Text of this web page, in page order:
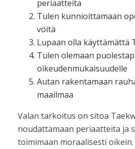
periaatteita
Tulen kunnioittamaan
vöitä
Lupaan olla käyttämättä
Tulen olemaan
oikeudenmukaisuudelle
Autan rakentamaan
maailmaa
Valan tarkoitus on sitoa
noudattamaan periaatteita ja
toimimaan moraalisesti oikein.